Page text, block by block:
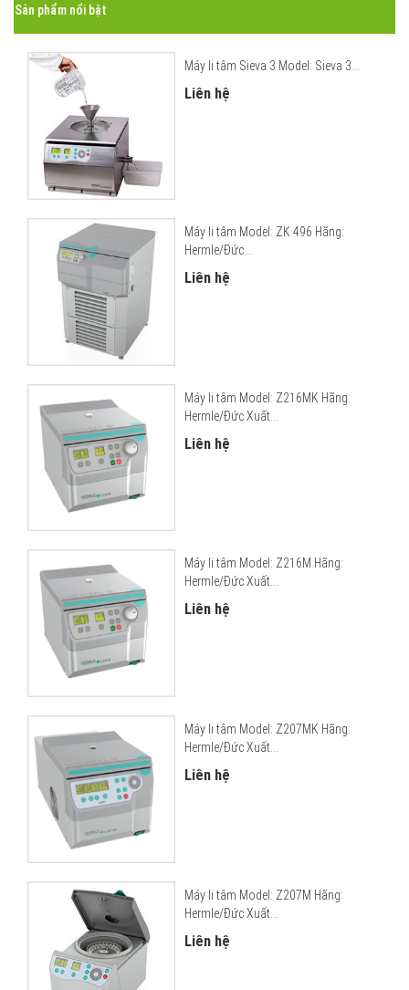
Sản phẩm nổi bật
Máy li tâm Sieva 3 Model: Sieva 3...
Liên hệ
Máy li tâm Model: ZK 496 Hãng:
Hermle/Đức...
Liên hệ
Máy li tâm Model: Z216MK Hãng:
Hermle/Đức Xuất...
Liên hệ
Máy li tâm Model: Z216M Hãng:
Hermle/Đức Xuất...
Liên hệ
Máy li tâm Model: Z207MK Hãng:
Hermle/Đức Xuất...
Liên hệ
Máy li tâm Model: Z207M Hãng:
Hermle/Đức Xuất...
Liên hệ